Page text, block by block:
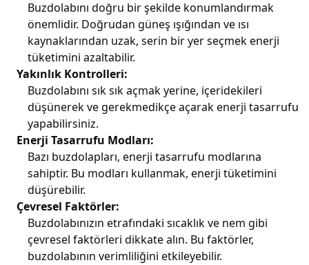
Buzdolabını doğru bir şekilde konumlandırmak
önemlidir. Doğrudan güneş ışığından ve ısı
kaynaklarından uzak, serin bir yer seçmek enerji
tüketimini azaltabilir.
Yakınlık Kontrolleri:
Buzdolabını sık sık açmak yerine, içeridekileri
düşünerek ve gerekmedikçe açarak enerji tasarrufu
yapabilirsiniz.
Enerji Tasarrufu Modları:
Bazı buzdolapları, enerji tasarrufu modlarına
sahiptir. Bu modları kullanmak, enerji tüketimini
düşürebilir.
Çevresel Faktörler:
Buzdolabınızın etrafındaki sıcaklık ve nem gibi
çevresel faktörleri dikkate alın. Bu faktörler,
buzdolabının verimliliğini etkileyebilir.